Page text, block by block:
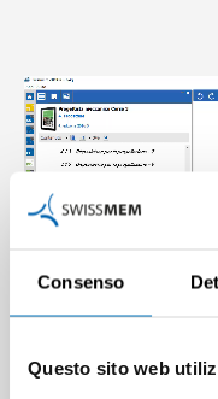
Consenso
Questo sito web